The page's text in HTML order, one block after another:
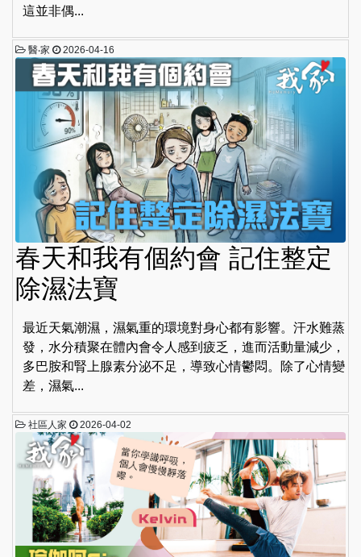
這並非偶...
醫‧家 2026-04-16
春天和我有個約會 記住整定
除濕法寶
最近天氣潮濕，濕氣重的環境對身心都有影響。汗水難蒸
發，水分積聚在體內會令人感到疲乏，進而活動量減少，
多巴胺和腎上腺素分泌不足，導致心情鬱悶。除了心情變
差，濕氣...
社區人家 2026-04-02